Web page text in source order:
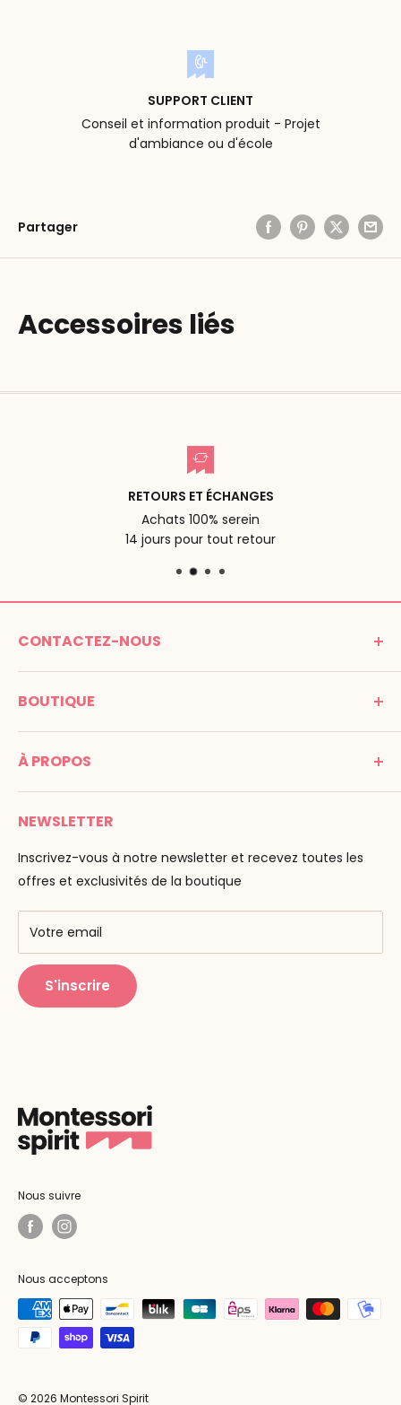
SUPPORT CLIENT
Conseil et information produit - Projet
d'ambiance ou d'école
Partager
Accessoires liés
RETOURS ET ÉCHANGES
Achats 100% serein
14 jours pour tout retour
CONTACTEZ-NOUS
MONTESSORI SPIRIT
Promenade Jean Dalba
Tél : 05 53 61 21 26
Email :info@montessori-spirit.com
BOUTIQUE
C G V
Mentions légales
Paiement
Livraison
F.A.Q
À PROPOS
Montessori Spirit
Maria Montessori
La pédagogie
Nos marques
Centres de formation
Public Montessori
NEWSLETTER
Inscrivez-vous à notre newsletter et recevez toutes les
offres et exclusivités de la boutique
Votre email
S'inscrire
Nous suivre
Nous acceptons
© 2026 Montessori Spirit